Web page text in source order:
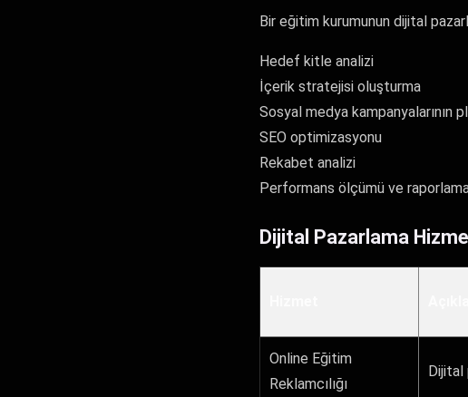
Bir eğitim kurumunun dijital
Hedef kitle analizi
İçerik stratejisi oluşturma
Sosyal medya kampanyalarının
SEO optimizasyonu
Rekabet analizi
Performans ölçümü ve
Dijital Pazarlama
Online Eğitim
Reklamcılığı
Dijital